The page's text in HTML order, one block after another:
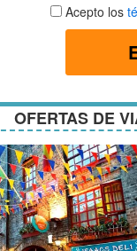
Aceptar
términos
Acepto los
OFERTAS DE